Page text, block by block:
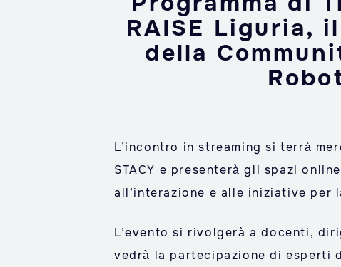
RAISE Liguria,
della
L’incontro in streaming si terrà
STACY e presenterà gli spazi
all’interazione e alle iniziative per
L’evento si rivolgerà a docenti,
vedrà la partecipazione di esperti